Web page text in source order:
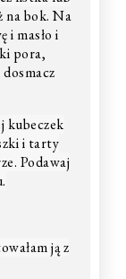
na bok. Na
i masło i
pora,
kubeczek
i tarty
Podawaj
ją z